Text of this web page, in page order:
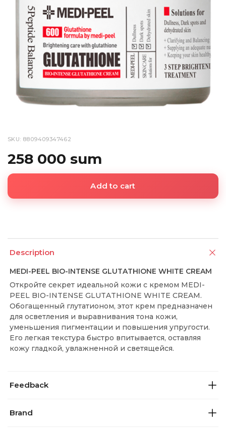
SKU: 8809409347462
258 000 sum
Add to cart
Description
MEDI-PEEL BIO-INTENSE GLUTATHIONE WHITE CREAM
Откройте секрет идеальной кожи с кремом MEDI-
PEEL BIO-INTENSE GLUTATHIONE WHITE CREAM.
Обогащенный глутатионом, этот крем предназначен
для осветления и выравнивания тона кожи,
уменьшения пигментации и повышения упругости.
Его легкая текстура быстро впитывается, оставляя
кожу гладкой, увлажненной и светящейся.
Feedback
Brand